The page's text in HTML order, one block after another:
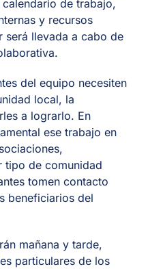
de trabajo,
y recursos
será llevada a cabo de
del equipo necesiten
local, la
a lograrlo. En
ese trabajo en
tipo de comunidad
tomen contacto
beneficiarios del
mañana y tarde,
particulares de los